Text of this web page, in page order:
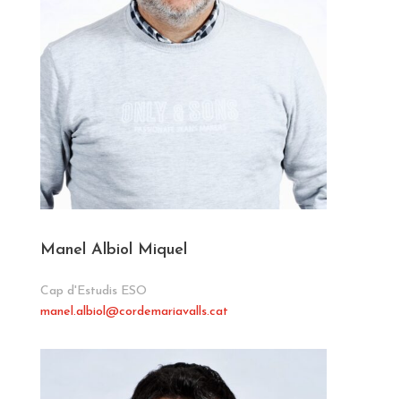
Manel Albiol Miquel
Cap d'Estudis ESO
manel.albiol@cordemariavalls.cat